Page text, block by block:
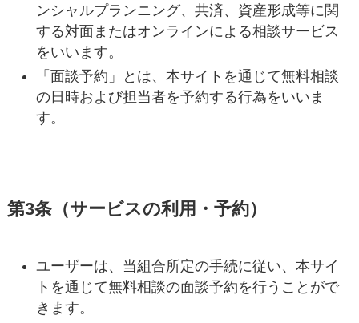
ンシャルプランニング、共済、資産形成等に関
する対面またはオンラインによる相談サービス
をいいます。
「面談予約」とは、本サイトを通じて無料相談
の日時および担当者を予約する行為をいいま
す。
第3条（サービスの利用・予約）
ユーザーは、当組合所定の手続に従い、本サイ
トを通じて無料相談の面談予約を行うことがで
きます。